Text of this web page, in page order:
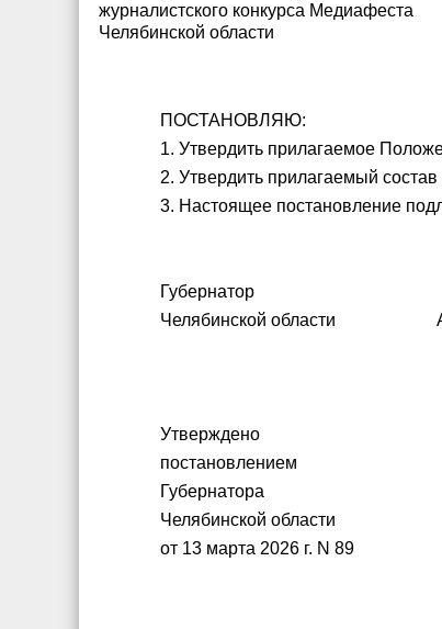
журналистского конкурса Медиафеста
Челябинской области
ПОСТАНОВЛЯЮ:
1. Утвердить прилагаемое
2. Утвердить прилагаемый
3. Настоящее постановление
Губернатор
Челябинской области
Утверждено
постановлением
Губернатора
Челябинской области
от 13 марта 2026 г. N 89